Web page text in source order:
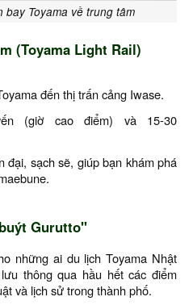
bay Toyama về trung tâm
(Toyama Light Rail)
đến thị trấn cảng Iwase.
(giờ cao điểm) và 15-30
đại, sạch sẽ, giúp bạn khám phá
Gurutto"
những ai du lịch Toyama Nhật
thông qua hầu hết các điểm
và lịch sử trong thành phố.